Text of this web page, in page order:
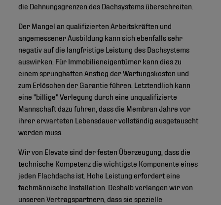
die Dehnungsgrenzen des Dachsystems überschreiten.
Der Mangel an qualifizierten Arbeitskräften und
angemessener Ausbildung kann sich ebenfalls sehr
negativ auf die langfristige Leistung des Dachsystems
auswirken. Für Immobilieneigentümer kann dies zu
einem sprunghaften Anstieg der Wartungskosten und
zum Erlöschen der Garantie führen. Letztendlich kann
eine "billige" Verlegung durch eine unqualifizierte
Mannschaft dazu führen, dass die Membran Jahre vor
ihrer erwarteten Lebensdauer vollständig ausgetauscht
werden muss.
Wir von Elevate sind der festen Überzeugung, dass die
technische Kompetenz die wichtigste Komponente eines
jeden Flachdachs ist. Hohe Leistung erfordert eine
fachmännische Installation. Deshalb verlangen wir von
unseren Vertragspartnern, dass sie spezielle